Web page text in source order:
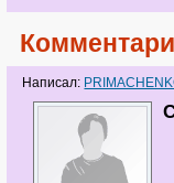
Написал: